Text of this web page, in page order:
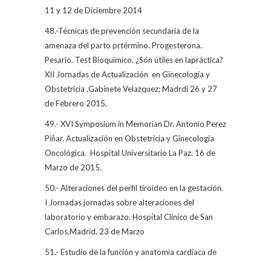
11 y 12 de Diciembre 2014
48.-Técnicas de prevención secundaria de la
amenaza del parto prtérmino. Progesterona.
Pesario. Test Bioquímico. ¿Són útiles en lapráctica?
XII Jornadas de Actualización en Ginecología y
Obstetricia .Gabinete Velazquez; Madrdi 26 y 27
de Febrero 2015.
49.- XVI Symposium in Memorian Dr. Antonio Perez
Piñar. Actualización en Obstetricia y Ginecología
Oncológica. Hospital Universitario La Paz. 16 de
Marzo de 2015.
50.- Alteraciones del perfil tiroideo en la gestación.
I Jornadas jornadas sobre alteraciones del
laboratorio y embarazo. Hospital Clínico de San
Carlos.Madrid. 23 de Marzo
51.- Estudio de la función y anatomia cardiaca de